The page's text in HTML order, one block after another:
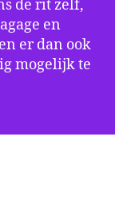
de rit zelf,
en
er dan ook
mogelijk te